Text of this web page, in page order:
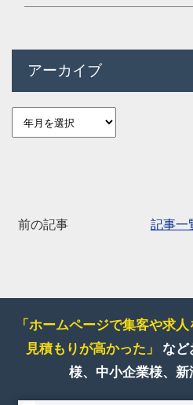
アーカイブ
前の記事 記事一
「ホームページで集客や求人
見積もりが高かった」 など
様、中小企業様、新